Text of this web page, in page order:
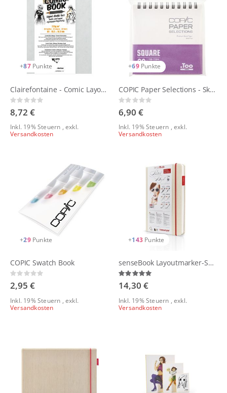
+87 Punkte
Clairefontaine - Comic Layoutheft doppelseitig 220g
Rating:
0%
8,72 €
Inkl. 19% Steuern ,exkl.
Versandkosten
+69 Punkte
COPIC Paper Selections - Sketchbook
Rating:
0%
6,90 €
Inkl. 19% Steuern ,exkl.
Versandkosten
+29 Punkte
COPIC Swatch Book
Rating:
0%
2,95 €
Inkl. 19% Steuern ,exkl.
Versandkosten
+143 Punkte
senseBook Layoutmarker-Sketchbook
Bewertung:
100%
14,30 €
Inkl. 19% Steuern ,exkl.
Versandkosten